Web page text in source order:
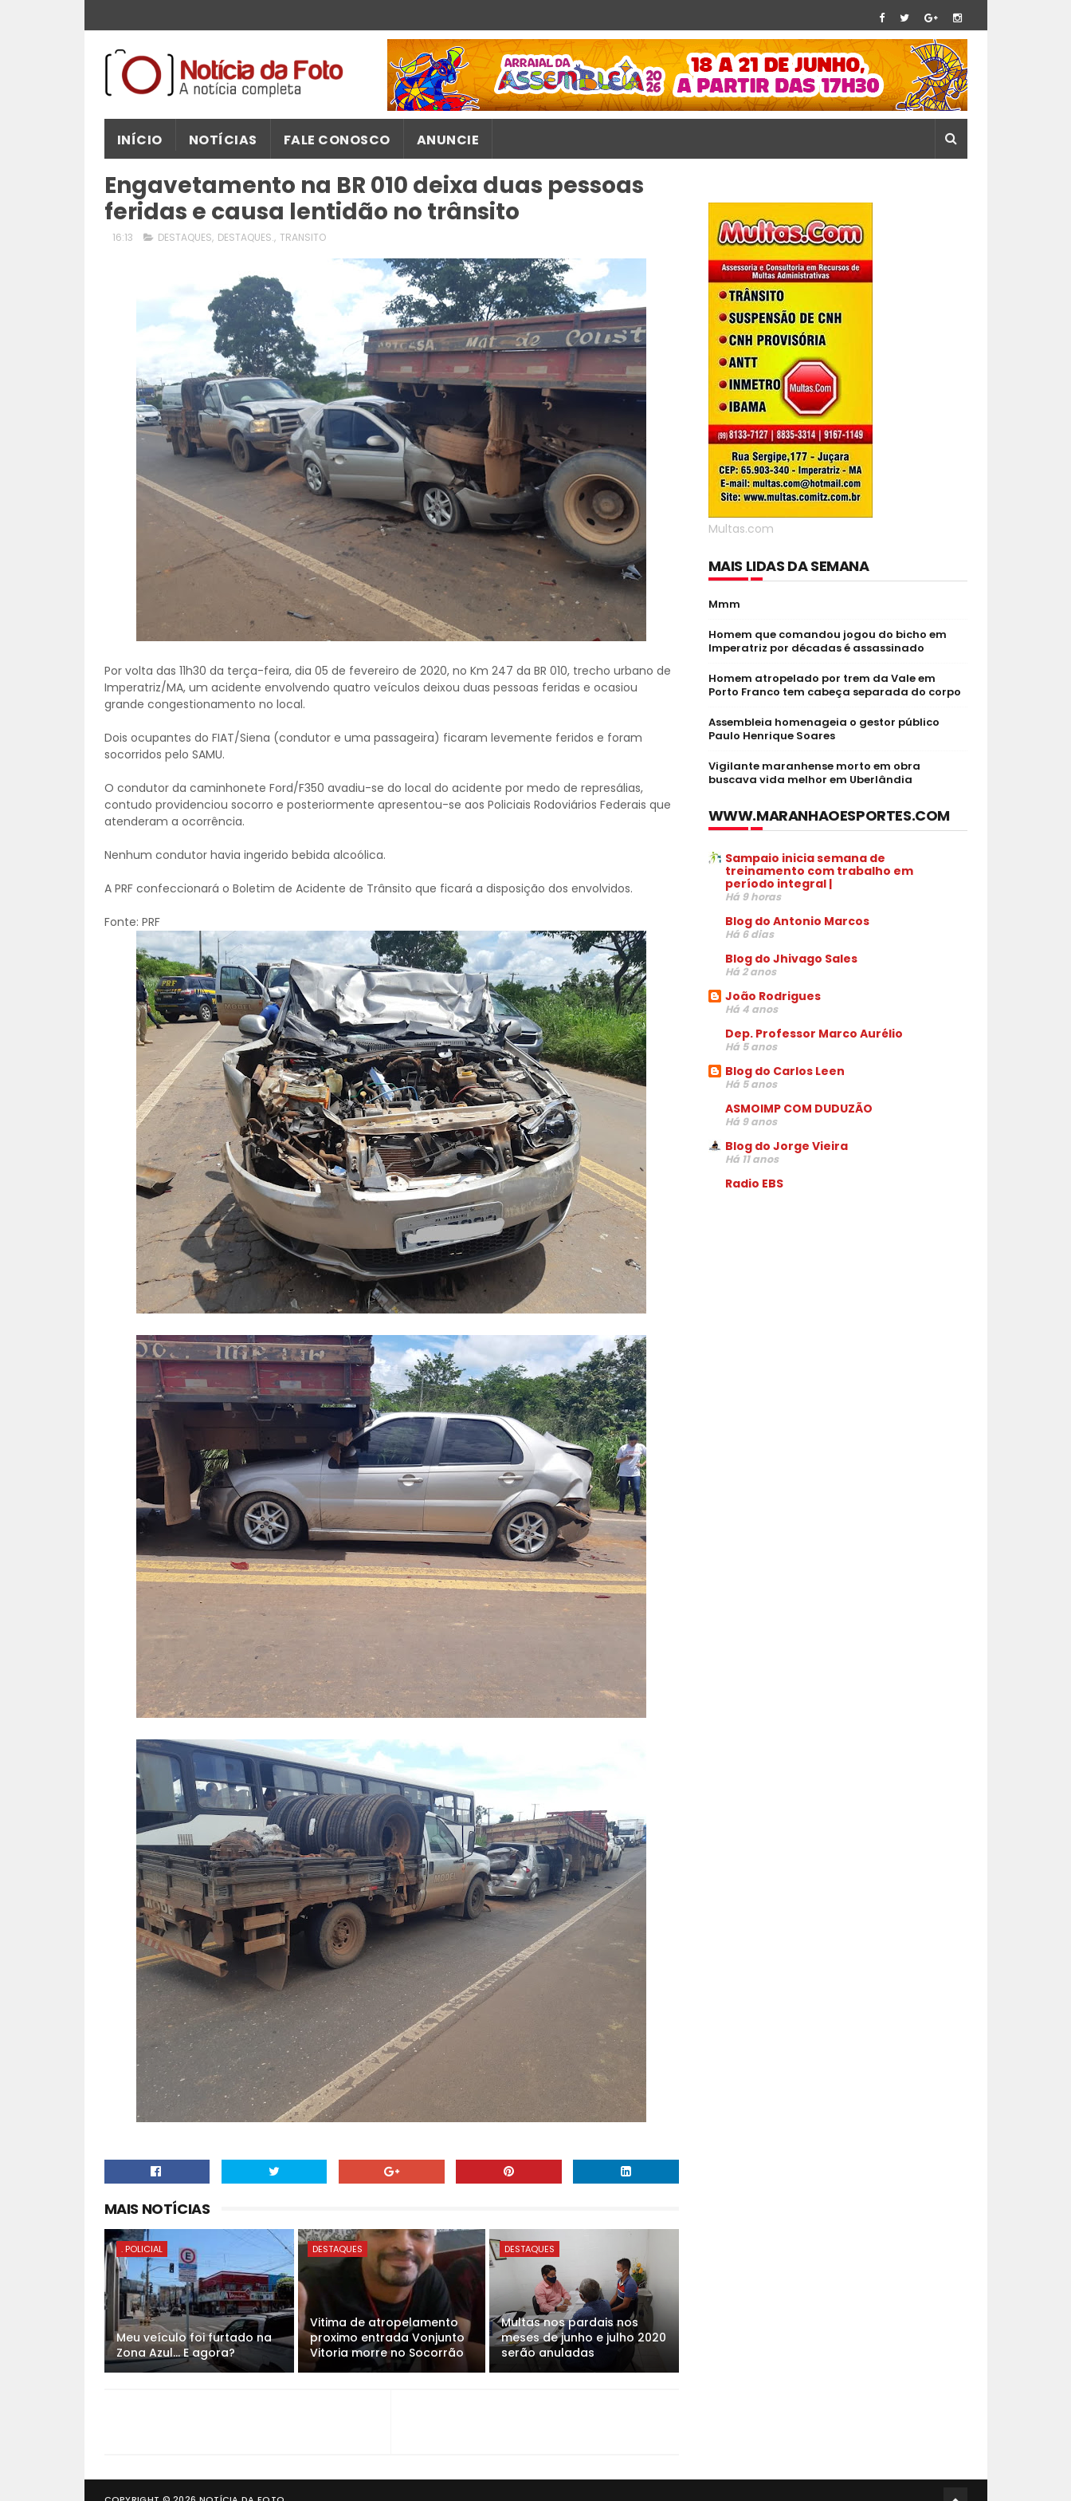
INÍCIO NOTÍCIAS FALE CONOSCO ANUNCIE
Engavetamento na BR 010 deixa duas pessoas
feridas e causa lentidão no trânsito
16:13 DESTAQUES, DESTAQUES., TRANSITO
Por volta das 11h30 da terça-feira, dia 05 de fevereiro de 2020, no Km 247 da BR 010, trecho urbano de
Imperatriz/MA, um acidente envolvendo quatro veículos deixou duas pessoas feridas e ocasiou
grande congestionamento no local.
Dois ocupantes do FIAT/Siena (condutor e uma passageira) ficaram levemente feridos e foram
socorridos pelo SAMU.
O condutor da caminhonete Ford/F350 avadiu-se do local do acidente por medo de represálias,
contudo providenciou socorro e posteriormente apresentou-se aos Policiais Rodoviários Federais que
atenderam a ocorrência.
Nenhum condutor havia ingerido bebida alcoólica.
A PRF confeccionará o Boletim de Acidente de Trânsito que ficará a disposição dos envolvidos.
Fonte: PRF
MAIS NOTÍCIAS
. POLICIAL
Meu veículo foi furtado na
Zona Azul... E agora?
DESTAQUES
Vitima de atropelamento
proximo entrada Vonjunto
Vitoria morre no Socorrão
DESTAQUES
Multas nos pardais nos
meses de junho e julho 2020
serão anuladas
Multas.com
MAIS LIDAS DA SEMANA
Mmm
Homem que comandou jogou do bicho em
Imperatriz por décadas é assassinado
Homem atropelado por trem da Vale em
Porto Franco tem cabeça separada do corpo
Assembleia homenageia o gestor público
Paulo Henrique Soares
Vigilante maranhense morto em obra
buscava vida melhor em Uberlândia
WWW.MARANHAOESPORTES.COM
Sampaio inicia semana de
treinamento com trabalho em
período integral |
Há 9 horas
Blog do Antonio Marcos
Há 6 dias
Blog do Jhivago Sales
Há 2 anos
João Rodrigues
Há 4 anos
Dep. Professor Marco Aurélio
Há 5 anos
Blog do Carlos Leen
Há 5 anos
ASMOIMP COM DUDUZÃO
Há 9 anos
Blog do Jorge Vieira
Há 11 anos
Radio EBS